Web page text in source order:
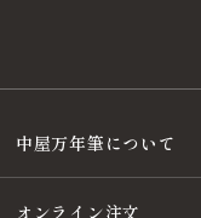
中屋万年筆について
オンライン注文